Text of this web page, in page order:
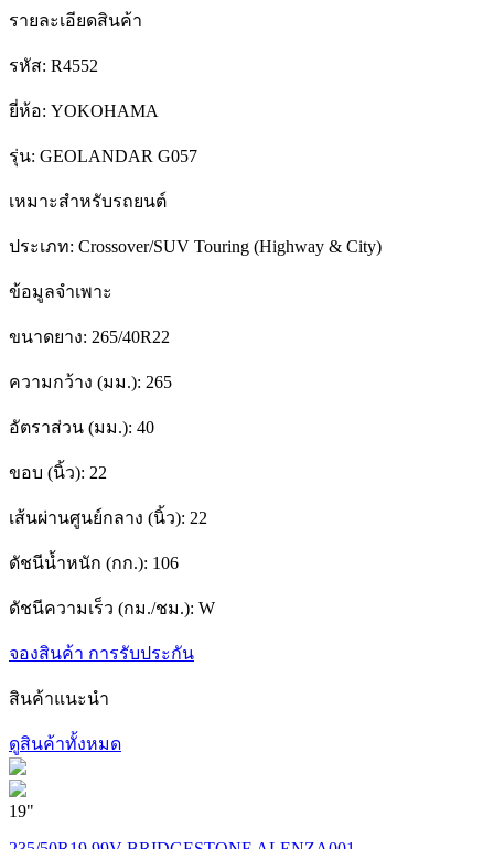
รายละเอียดสินค้า
รหัส: R4552
ยี่ห้อ: YOKOHAMA
รุ่น: GEOLANDAR G057
เหมาะสำหรับรถยนต์
ประเภท: Crossover/SUV Touring (Highway & City)
ข้อมูลจำเพาะ
ขนาดยาง: 265/40R22
ความกว้าง (มม.): 265
อัตราส่วน (มม.): 40
ขอบ (นิ้ว): 22
เส้นผ่านศูนย์กลาง (นิ้ว): 22
ดัชนีน้ำหนัก (กก.): 106
ดัชนีความเร็ว (กม./ชม.): W
จองสินค้า การรับประกัน
สินค้าแนะนำ
ดูสินค้าทั้งหมด
19"